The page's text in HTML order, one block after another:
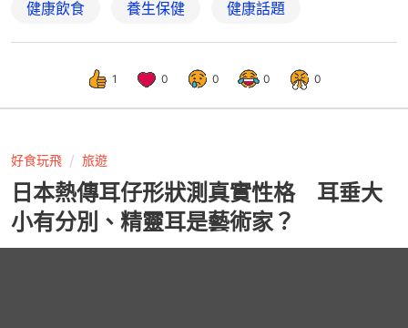
健康飲食 養生保健 健康話題
1 0 0 0 0
好食玩飛 旅遊
日本熱傳耳仔形狀測真實性格 耳垂大
小有分別、精靈耳是藝術家？